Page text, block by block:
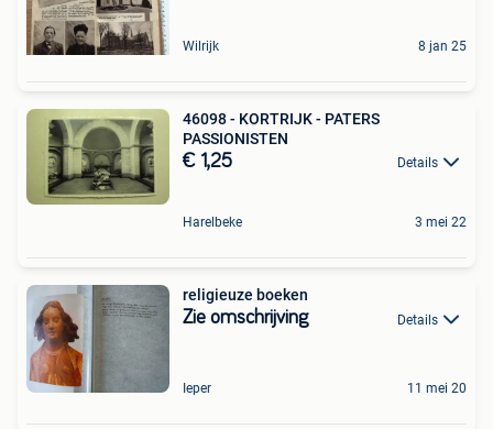
Wilrijk 8 jan 25
46098 - KORTRIJK - PATERS
PASSIONISTEN
€ 1,25 Details
Harelbeke 3 mei 22
religieuze boeken
Zie omschrijving Details
Ieper 11 mei 20